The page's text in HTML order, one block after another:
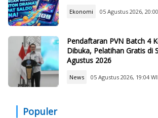
Ekonomi 05 Agustus 2026,
Pendaftaran PVN Batch 4
Dibuka, Pelatihan Gratis di
Agustus 2026
News 05 Agustus 2026, 19:04
Populer